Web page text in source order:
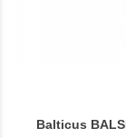
Balticus